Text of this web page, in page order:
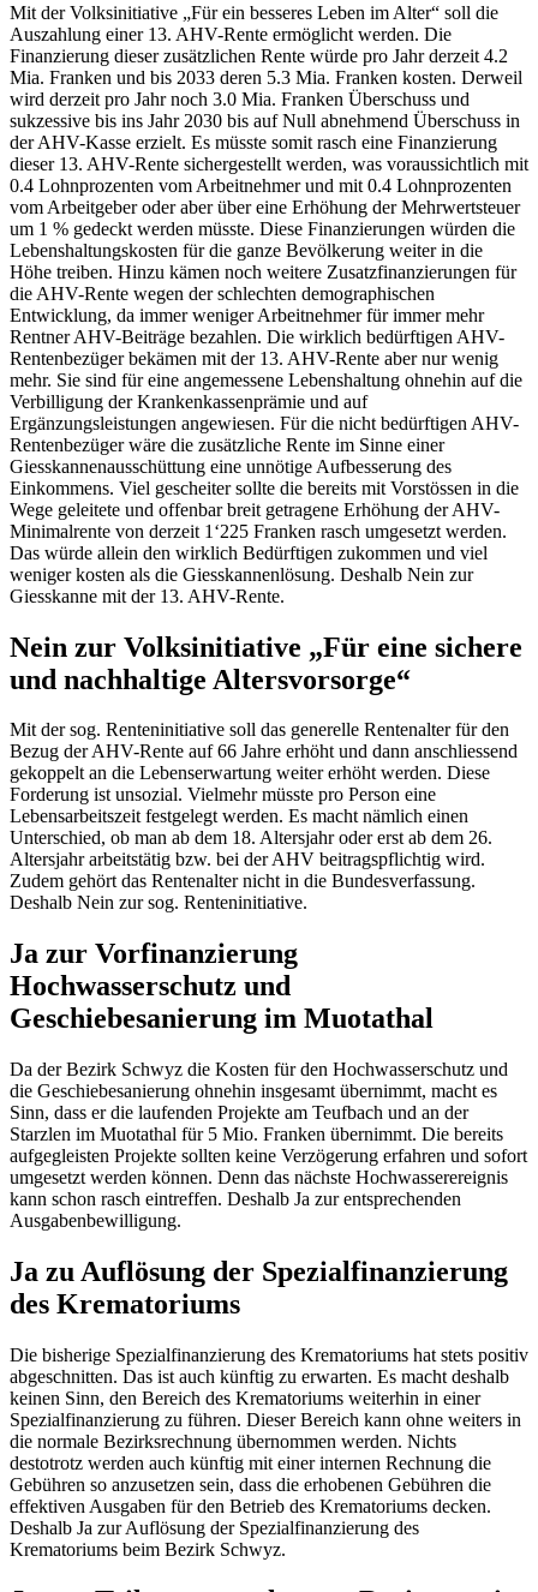
Mit der Volksinitiative „Für ein besseres Leben im Alter“ soll die
Auszahlung einer 13. AHV-Rente ermöglicht werden. Die
Finanzierung dieser zusätzlichen Rente würde pro Jahr derzeit 4.2
Mia. Franken und bis 2033 deren 5.3 Mia. Franken kosten. Derweil
wird derzeit pro Jahr noch 3.0 Mia. Franken Überschuss und
sukzessive bis ins Jahr 2030 bis auf Null abnehmend Überschuss in
der AHV-Kasse erzielt. Es müsste somit rasch eine Finanzierung
dieser 13. AHV-Rente sichergestellt werden, was voraussichtlich mit
0.4 Lohnprozenten vom Arbeitnehmer und mit 0.4 Lohnprozenten
vom Arbeitgeber oder aber über eine Erhöhung der Mehrwertsteuer
um 1 % gedeckt werden müsste. Diese Finanzierungen würden die
Lebenshaltungskosten für die ganze Bevölkerung weiter in die
Höhe treiben. Hinzu kämen noch weitere Zusatzfinanzierungen für
die AHV-Rente wegen der schlechten demographischen
Entwicklung, da immer weniger Arbeitnehmer für immer mehr
Rentner AHV-Beiträge bezahlen. Die wirklich bedürftigen AHV-
Rentenbezüger bekämen mit der 13. AHV-Rente aber nur wenig
mehr. Sie sind für eine angemessene Lebenshaltung ohnehin auf die
Verbilligung der Krankenkassenprämie und auf
Ergänzungsleistungen angewiesen. Für die nicht bedürftigen AHV-
Rentenbezüger wäre die zusätzliche Rente im Sinne einer
Giesskannenausschüttung eine unnötige Aufbesserung des
Einkommens. Viel gescheiter sollte die bereits mit Vorstössen in die
Wege geleitete und offenbar breit getragene Erhöhung der AHV-
Minimalrente von derzeit 1‘225 Franken rasch umgesetzt werden.
Das würde allein den wirklich Bedürftigen zukommen und viel
weniger kosten als die Giesskannenlösung. Deshalb Nein zur
Giesskanne mit der 13. AHV-Rente.
Nein zur Volksinitiative „Für eine sichere
und nachhaltige Altersvorsorge“
Mit der sog. Renteninitiative soll das generelle Rentenalter für den
Bezug der AHV-Rente auf 66 Jahre erhöht und dann anschliessend
gekoppelt an die Lebenserwartung weiter erhöht werden. Diese
Forderung ist unsozial. Vielmehr müsste pro Person eine
Lebensarbeitszeit festgelegt werden. Es macht nämlich einen
Unterschied, ob man ab dem 18. Altersjahr oder erst ab dem 26.
Altersjahr arbeitstätig bzw. bei der AHV beitragspflichtig wird.
Zudem gehört das Rentenalter nicht in die Bundesverfassung.
Deshalb Nein zur sog. Renteninitiative.
Ja zur Vorfinanzierung
Hochwasserschutz und
Geschiebesanierung im Muotathal
Da der Bezirk Schwyz die Kosten für den Hochwasserschutz und
die Geschiebesanierung ohnehin insgesamt übernimmt, macht es
Sinn, dass er die laufenden Projekte am Teufbach und an der
Starzlen im Muotathal für 5 Mio. Franken übernimmt. Die bereits
aufgegleisten Projekte sollten keine Verzögerung erfahren und sofort
umgesetzt werden können. Denn das nächste Hochwasserereignis
kann schon rasch eintreffen. Deshalb Ja zur entsprechenden
Ausgabenbewilligung.
Ja zu Auflösung der Spezialfinanzierung
des Krematoriums
Die bisherige Spezialfinanzierung des Krematoriums hat stets positiv
abgeschnitten. Das ist auch künftig zu erwarten. Es macht deshalb
keinen Sinn, den Bereich des Krematoriums weiterhin in einer
Spezialfinanzierung zu führen. Dieser Bereich kann ohne weiters in
die normale Bezirksrechnung übernommen werden. Nichts
destotrotz werden auch künftig mit einer internen Rechnung die
Gebühren so anzusetzen sein, dass die erhobenen Gebühren die
effektiven Ausgaben für den Betrieb des Krematoriums decken.
Deshalb Ja zur Auflösung der Spezialfinanzierung des
Krematoriums beim Bezirk Schwyz.